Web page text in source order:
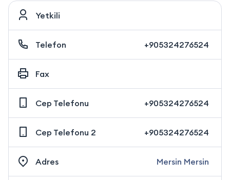
Yetkili
Telefon +905324276524
Fax
Cep Telefonu +905324276524
Cep Telefonu 2 +905324276524
Adres Mersin Mersin